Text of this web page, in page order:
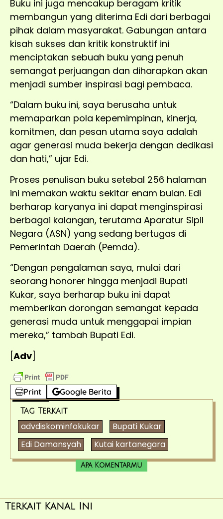
Buku ini juga mencakup beragam kritik
membangun yang diterima Edi dari berbagai
pihak dalam masyarakat. Gabungan antara
kisah sukses dan kritik konstruktif ini
menciptakan sebuah buku yang penuh
semangat perjuangan dan diharapkan akan
menjadi sumber inspirasi bagi pembaca.
“Dalam buku ini, saya berusaha untuk
memaparkan pola kepemimpinan, kinerja,
komitmen, dan pesan utama saya adalah
agar generasi muda bekerja dengan dedikasi
dan hati,” ujar Edi.
Proses penulisan buku setebal 256 halaman
ini memakan waktu sekitar enam bulan. Edi
berharap karyanya ini dapat menginspirasi
berbagai kalangan, terutama Aparatur Sipil
Negara (ASN) yang sedang bertugas di
Pemerintah Daerah (Pemda).
“Dengan pengalaman saya, mulai dari
seorang honorer hingga menjadi Bupati
Kukar, saya berharap buku ini dapat
memberikan dorongan semangat kepada
generasi muda untuk menggapai impian
mereka,” tambah Bupati Edi.
[Adv]
Print Google Berita
Tag Terkait
advdiskominfokukar
Bupati Kukar
Edi Damansyah
Kutai kartanegara
Apa Komentarmu
Terkait Kanal Ini